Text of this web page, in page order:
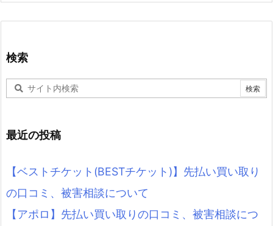
検索
最近の投稿
【ベストチケット(BESTチケット)】先払い買い取り
の口コミ、被害相談について
【アポロ】先払い買い取りの口コミ、被害相談につ